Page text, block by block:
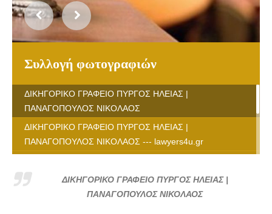
Συλλογή φωτογραφιών
ΔΙΚΗΓΟΡΙΚΟ ΓΡΑΦΕΙΟ ΠΥΡΓΟΣ ΗΛΕΙΑΣ |
ΠΑΝΑΓΟΠΟΥΛΟΣ ΝΙΚΟΛΑΟΣ
ΔΙΚΗΓΟΡΙΚΟ ΓΡΑΦΕΙΟ ΠΥΡΓΟΣ ΗΛΕΙΑΣ |
ΠΑΝΑΓΟΠΟΥΛΟΣ ΝΙΚΟΛΑΟΣ --- lawyers4u.gr
ΠΑΝΑΓΟΠΟΥΛΟΣ ΝΙΚΟΛΑΟΣ --- lawyers4u.gr
ΔΙΚΗΓΟΡΙΚΟ ΓΡΑΦΕΙΟ ΠΥΡΓΟΣ ΗΛΕΙΑΣ |
ΔΙΚΗΓΟΡΙΚΟ ΓΡΑΦΕΙΟ ΠΥΡΓΟΣ ΗΛΕΙΑΣ |
ΠΑΝΑΓΟΠΟΥΛΟΣ ΝΙΚΟΛΑΟΣ